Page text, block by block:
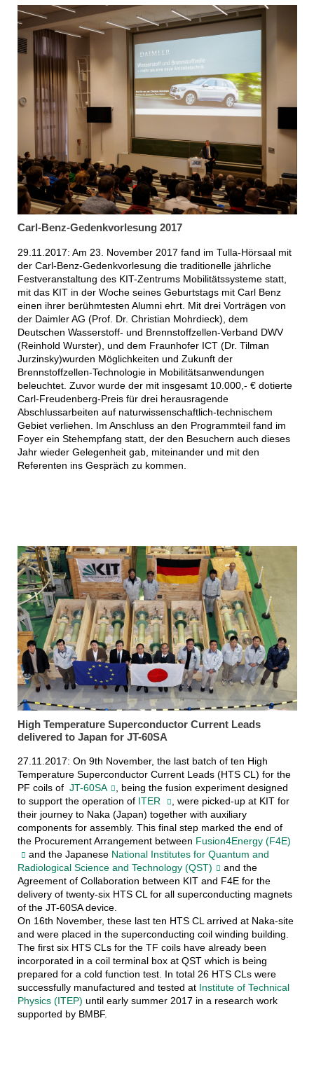
Carl-Benz-Gedenkvorlesung 2017
29.11.2017: Am 23. November 2017 fand im Tulla-Hörsaal mit
der Carl-Benz-Gedenkvorlesung die traditionelle jährliche
Festveranstaltung des KIT-Zentrums Mobilitätssysteme statt,
mit das KIT in der Woche seines Geburtstags mit Carl Benz
einen ihrer berühmtesten Alumni ehrt. Mit drei Vorträgen von
der Daimler AG (Prof. Dr. Christian Mohrdieck), dem
Deutschen Wasserstoff- und Brennstoffzellen-Verband DWV
(Reinhold Wurster), und dem Fraunhofer ICT (Dr. Tilman
Jurzinsky)wurden Möglichkeiten und Zukunft der
Brennstoffzellen-Technologie in Mobilitätsanwendungen
beleuchtet. Zuvor wurde der mit insgesamt 10.000,- € dotierte
Carl-Freudenberg-Preis für drei herausragende
Abschlussarbeiten auf naturwissenschaftlich-technischem
Gebiet verliehen. Im Anschluss an den Programmteil fand im
Foyer ein Stehempfang statt, der den Besuchern auch dieses
Jahr wieder Gelegenheit gab, miteinander und mit den
Referenten ins Gespräch zu kommen.
High Temperature Superconductor Current Leads
delivered to Japan for JT-60SA
27.11.2017: On 9th November, the last batch of ten High
Temperature Superconductor Current Leads (HTS CL) for the
PF coils of JT-60SA
, being the fusion experiment designed
to support the operation of ITER
, were picked-up at KIT for
their journey to Naka (Japan) together with auxiliary
components for assembly. This final step marked the end of
the Procurement Arrangement between Fusion4Energy (F4E)
and the Japanese National Institutes for Quantum and
Radiological Science and Technology (QST)
and the
Agreement of Collaboration between KIT and F4E for the
delivery of twenty-six HTS CL for all superconducting magnets
of the JT-60SA device.
On 16th November, these last ten HTS CL arrived at Naka-site
and were placed in the superconducting coil winding building.
The first six HTS CLs for the TF coils have already been
incorporated in a coil terminal box at QST which is being
prepared for a cold function test. In total 26 HTS CLs were
successfully manufactured and tested at Institute of Technical
Physics (ITEP) until early summer 2017 in a research work
supported by BMBF.